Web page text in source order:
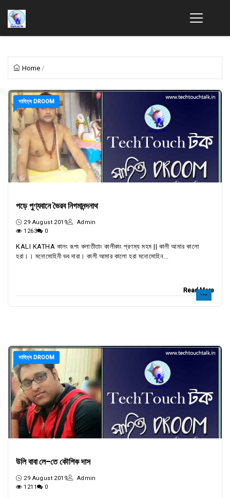
Home /
সাহিত্য DROOM
পড়ে পুণ্যবানে ভৈরব নিগমানন্দনাথ
29 August 2019
Admin
1263
0
KALI KATHA কালং রূপং কলাতীতাং কালীকাং প্রণম্য মহম || কালী আমার কালো
হরা।। মনোমোহিনী ভব দারা। কালী আমার কালো হরা মনোমোহিন...
Read More
সাহিত্য DROOM
উলি বাবা লে-তে কৌশিক দাস
29 August 2019
Admin
1211
0